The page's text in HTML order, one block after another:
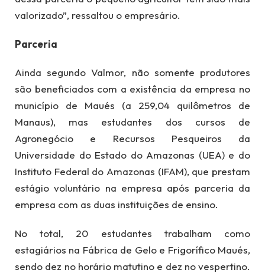
valorizado”, ressaltou o empresário.
Parceria
Ainda segundo Valmor, não somente produtores
são beneficiados com a existência da empresa no
município de Maués (a 259,04 quilômetros de
Manaus), mas estudantes dos cursos de
Agronegócio e Recursos Pesqueiros da
Universidade do Estado do Amazonas (UEA) e do
Instituto Federal do Amazonas (IFAM), que prestam
estágio voluntário na empresa após parceria da
empresa com as duas instituições de ensino.
No total, 20 estudantes trabalham como
estagiários na Fábrica de Gelo e Frigorífico Maués,
sendo dez no horário matutino e dez no vespertino.